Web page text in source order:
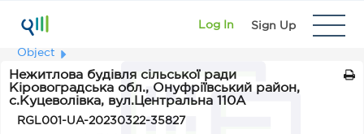
Log In Sign Up
Object
Нежитлова будівля сільської ради
Кіровоградська обл., Онуфріївський район,
с.Куцеволівка, вул.Центральна 110А
RGL001-UA-20230322-35827